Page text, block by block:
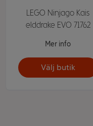
LEGO Ninjago Kais
elddrake EVO 71762
Mer info
Välj butik